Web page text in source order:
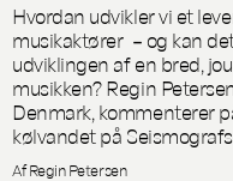
Hvordan udvikler vi et
musikaktører – og kan
udviklingen af en bred,
musikken? Regin
Denmark, kommenterer
kølvandet på
Af Regin Petersen